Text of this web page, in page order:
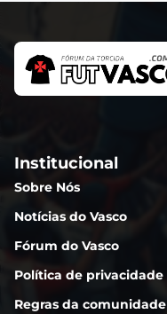
Institucional
Sobre Nós
Notícias do Vasco
Fórum do Vasco
Política de privacidade
Regras da comunidade